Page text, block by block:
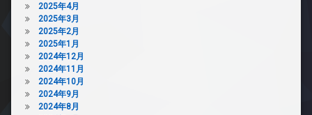
2025年4月
2025年3月
2025年2月
2025年1月
2024年12月
2024年11月
2024年10月
2024年9月
2024年8月